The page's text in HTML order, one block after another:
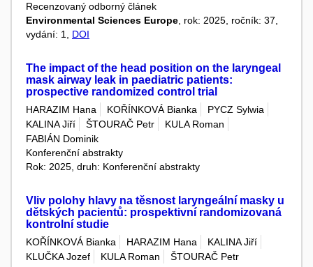
Recenzovaný odborný článek
Environmental Sciences Europe, rok: 2025, ročník: 37,
vydání: 1, DOI
The impact of the head position on the laryngeal
mask airway leak in paediatric patients:
prospective randomized control trial
HARAZIM Hana KOŘÍNKOVÁ Bianka
PYCZ Sylwia
KALINA Jiří
ŠTOURAČ Petr
KULA Roman
FABIÁN Dominik
Konferenční abstrakty
Rok: 2025, druh: Konferenční abstrakty
Vliv polohy hlavy na těsnost laryngeální masky u
dětských pacientů: prospektivní randomizovaná
kontrolní studie
KOŘÍNKOVÁ Bianka HARAZIM Hana
KALINA Jiří
KLUČKA Jozef
KULA Roman
ŠTOURAČ Petr